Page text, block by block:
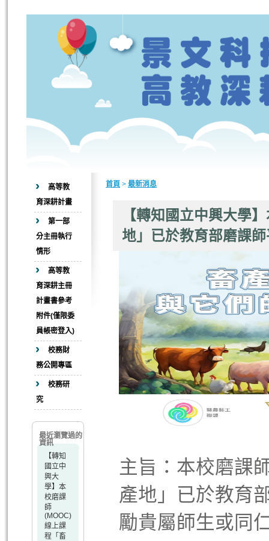
高等教
育深耕計畫
第一部
分主冊執行
情形
高等教
育深耕主冊
計畫書參考
附件(僅限委
員帳密登入)
校務財
務公開專區
校務研
究
最近瀏覽過的
資訊
【轉知
國立中
興大
學】本
校磨課
師
(MOOC)
線上課
程「畜
首頁 > 最新消息
【轉知國立中興大學
地」已於教育部磨課
主旨：本校磨課
產地」已於教育
勵貴屬師生或同